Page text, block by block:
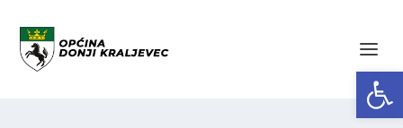
Open toolbar